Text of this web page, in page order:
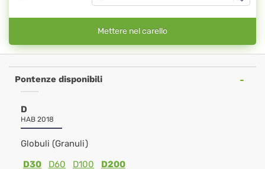
Mettere nel carello
Pontenze disponibili
D
HAB 2018
Globuli (Granuli)
D30
D60 D100 D200